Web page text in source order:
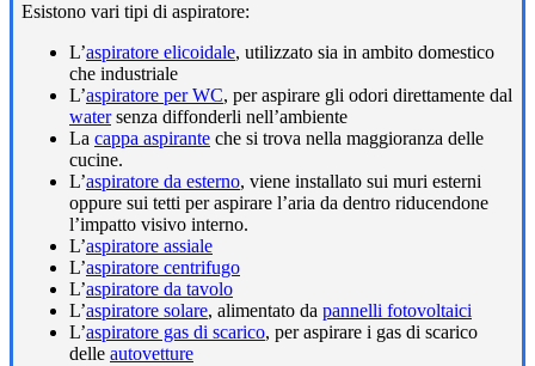
Esistono vari tipi di aspiratore:
L’aspiratore elicoidale, utilizzato sia in ambito domestico
che industriale
L’aspiratore per WC, per aspirare gli odori direttamente dal
watersenza diffonderli nell’ambiente
La cappa aspirante che si trova nella maggioranza delle
cucine.
L’aspiratore da esterno, viene installato sui muri esterni
oppure sui tetti per aspirare l’aria da dentro riducendone
l’impatto visivo interno.
L’aspiratore assiale
L’aspiratore centrifugo
L’aspiratore da tavolo
L’aspiratore solare, alimentato da pannelli fotovoltaici
L’aspiratore gas di scarico, per aspirare i gas di scarico
delle autovetture